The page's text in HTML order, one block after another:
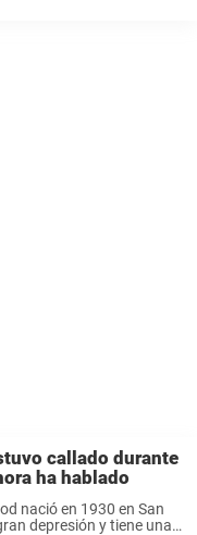
callado durante
ha hablado
nació en 1930 en San
depresión y tiene una